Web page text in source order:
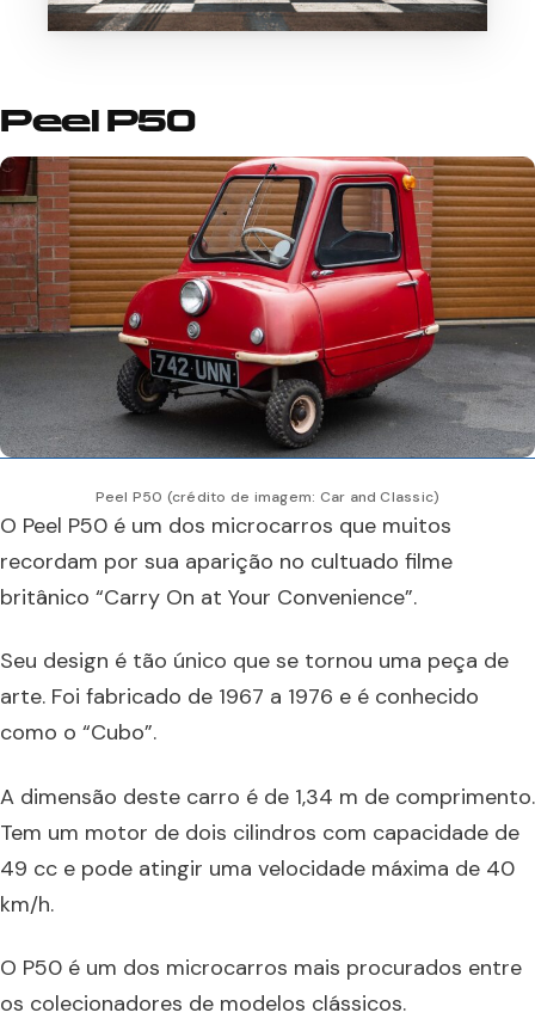
Peel P50
Peel P50 (crédito de imagem: Car and Classic)
O Peel P50 é um dos microcarros que muitos
recordam por sua aparição no cultuado filme
britânico “Carry On at Your Convenience”.
Seu design é tão único que se tornou uma peça de
arte. Foi fabricado de 1967 a 1976 e é conhecido
como o “Cubo”.
A dimensão deste carro é de 1,34 m de comprimento.
Tem um motor de dois cilindros com capacidade de
49 cc e pode atingir uma velocidade máxima de 40
km/h.
O P50 é um dos microcarros mais procurados entre
os colecionadores de modelos clássicos.